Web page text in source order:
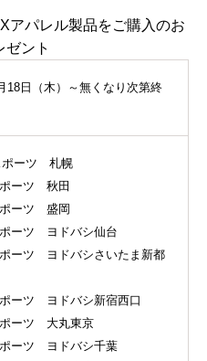
アパレル製品をご購入のお
ゼント
18日（木）～無くなり次第終
ポーツ 札幌
ーツ 秋田
ーツ 盛岡
ーツ ヨドバシ仙台
ーツ ヨドバシさいたま新都
ーツ ヨドバシ新宿西口
ーツ 大丸東京
ーツ ヨドバシ千葉